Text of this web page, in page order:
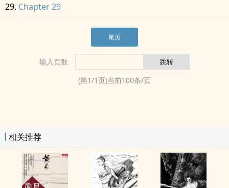
Chapter 29
尾页
输入页数
(第1/1页)当前100条/页
相关推荐